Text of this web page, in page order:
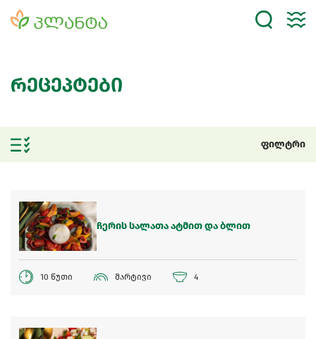
რეცეპტები
ფილტრი
ჩერის სალათა ატმით და ბლით
10 წუთი მარტივი 4